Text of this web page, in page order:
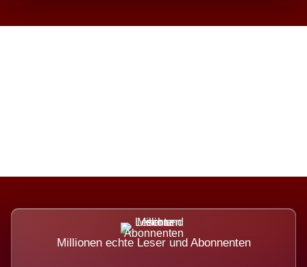
Millionen echte Leser und Abonnenten